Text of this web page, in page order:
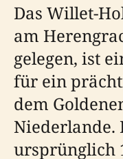
Das Willet-
am
gelegen, ist
für ein
dem
Niederlande.
ursprünglich